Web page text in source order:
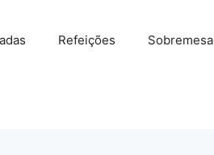
Refeições Sobremesa